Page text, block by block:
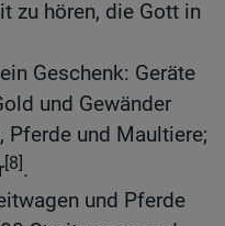
zu hören, die Gott in
Geschenk: Geräte
und Gewänder
Pferde und Maultiere;
[8].
und Pferde